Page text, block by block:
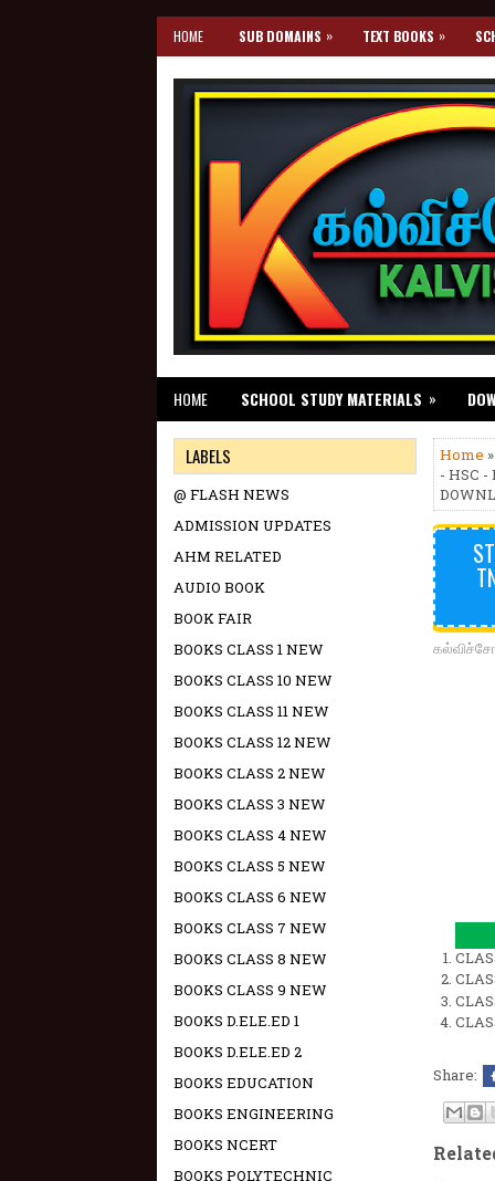
HOME SUB DOMAINS » TEXT BOOKS »
HOME SCHOOL STUDY MATERIALS »
Home
- HSC -
Share:
LABELS
@ FLASH NEWS
ADMISSION UPDATES
AHM RELATED
AUDIO BOOK
BOOK FAIR
BOOKS CLASS 1 NEW
BOOKS CLASS 10 NEW
BOOKS CLASS 11 NEW
BOOKS CLASS 12 NEW
BOOKS CLASS 2 NEW
BOOKS CLASS 3 NEW
BOOKS CLASS 4 NEW
BOOKS CLASS 5 NEW
BOOKS CLASS 6 NEW
BOOKS CLASS 7 NEW
BOOKS CLASS 8 NEW
BOOKS CLASS 9 NEW
BOOKS D.ELE.ED 1
BOOKS D.ELE.ED 2
BOOKS EDUCATION
BOOKS ENGINEERING
BOOKS NCERT
BOOKS POLYTECHNIC